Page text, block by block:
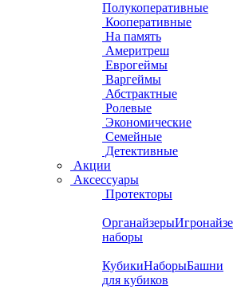
Полукоперативные
Кооперативные
На память
Америтреш
Еврогеймы
Варгеймы
Абстрактные
Ролевые
Экономические
Семейные
Детективные
Акции
Аксессуары
Протекторы
Органайзеры
наборы
КубикиНаборыБашни
для кубиков